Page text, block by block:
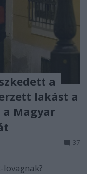
a
lakást a
a Magyar
37
lovagnak?